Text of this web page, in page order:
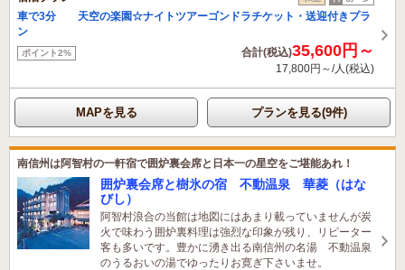
車で3分 天空の楽園☆ナイトツアーゴンドラチケット・送迎付きプラ
ン
ポイント2% 合計(税込)35,600円～
17,800円～/人(税込)
MAPを見る プランを見る(9件)
南信州は阿智村の一軒宿で囲炉裏会席と日本一の星空をご堪能あれ！
囲炉裏会席と樹氷の宿 不動温泉 華菱（はな
びし）
阿智村浪合の当館は地図にはあまり載っていませんが炭
火で味わう囲炉裏料理は強烈な印象が残り、リピーター
客も多いです。豊かに湧き出る南信州の名湯 不動温泉
のうるおいの湯でゆったりお寛ぎ下さいませ。